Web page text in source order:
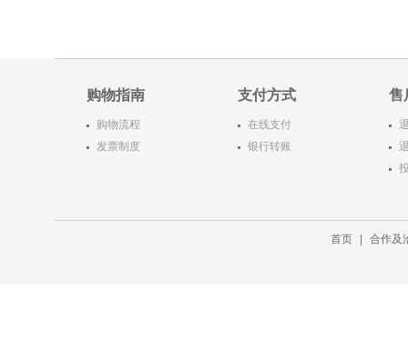
购物指南
购物流程
发票制度
支付方式
在线支付
银行转账
售
首页 合作及